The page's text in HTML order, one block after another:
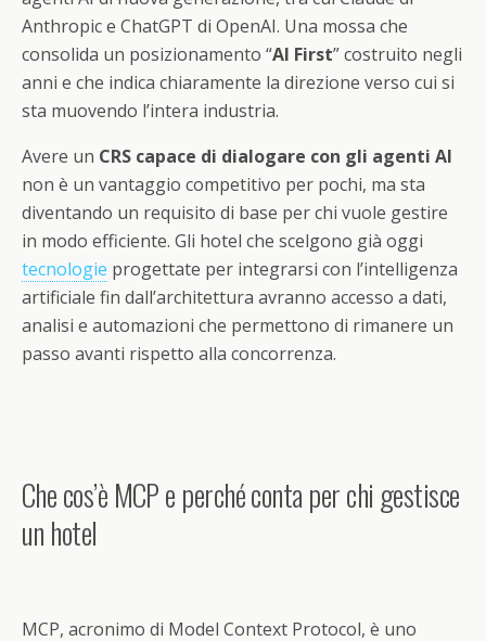
Anthropic e ChatGPT di OpenAI. Una mossa che
consolida un posizionamento “AI First” costruito negli
anni e che indica chiaramente la direzione verso cui si
sta muovendo l’intera industria.
Avere un CRS capace di dialogare con gli agenti AI
non è un vantaggio competitivo per pochi, ma sta
diventando un requisito di base per chi vuole gestire
in modo efficiente. Gli hotel che scelgono già oggi
tecnologie progettate per integrarsi con l’intelligenza
artificiale fin dall’architettura avranno accesso a dati,
analisi e automazioni che permettono di rimanere un
passo avanti rispetto alla concorrenza.
Che cos’è MCP e perché conta per chi gestisce
un hotel
MCP, acronimo di Model Context Protocol, è uno